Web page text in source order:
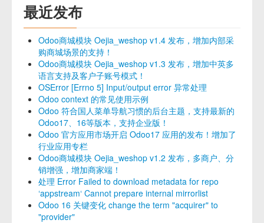
最近发布
Odoo商城模块 Oejia_weshop v1.4 发布，增加内部采
购商城场景的支持！
Odoo商城模块 Oejia_weshop v1.3 发布，增加中英多
语言支持及客户子账号模式！
OSError [Errno 5] Input/output error 异常处理
Odoo context 的常见使用示例
Odoo 符合国人菜单导航习惯的后台主题，支持最新的
Odoo17、16等版本，支持企业版！
Odoo 官方应用市场开启 Odoo17 应用的发布！增加了
行业应用专栏
Odoo商城模块 Oejia_weshop v1.2 发布，多商户、分
销增强，增加商家端！
处理 Error Failed to download metadata for repo
‘appstream‘ Cannot prepare internal mirrorlist
Odoo 16 关键变化 change the term "acquirer" to
"provider"